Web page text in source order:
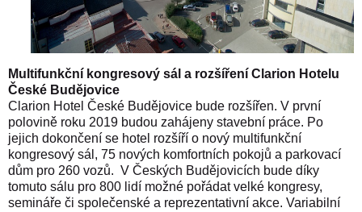
Multifunkční kongresový sál a rozšíření Clarion Hotelu
České Budějovice
Clarion Hotel České Budějovice bude rozšířen. V první
polovině roku 2019 budou zahájeny stavební práce. Po
jejich dokončení se hotel rozšíří o nový multifunkční
kongresový sál, 75 nových komfortních pokojů a parkovací
dům pro 260 vozů. V Českých Budějovicích bude díky
tomuto sálu pro 800 lidí možné pořádat velké kongresy,
semináře či společenské a reprezentativní akce. Variabilní